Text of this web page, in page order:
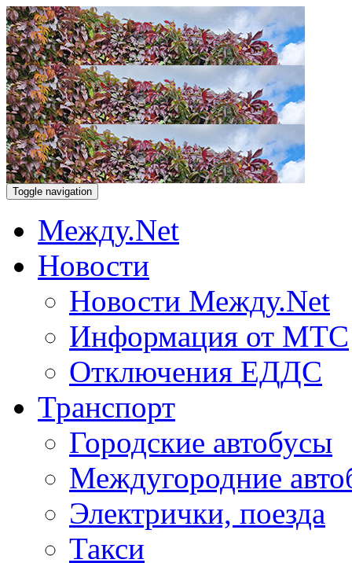
Toggle navigation
Между.Net
Новости
Новости Между.Net
Информация от МТС
Отключения ЕДДС
Транспорт
Городские автобусы
Междугородние
Электрички, поезда
Такси